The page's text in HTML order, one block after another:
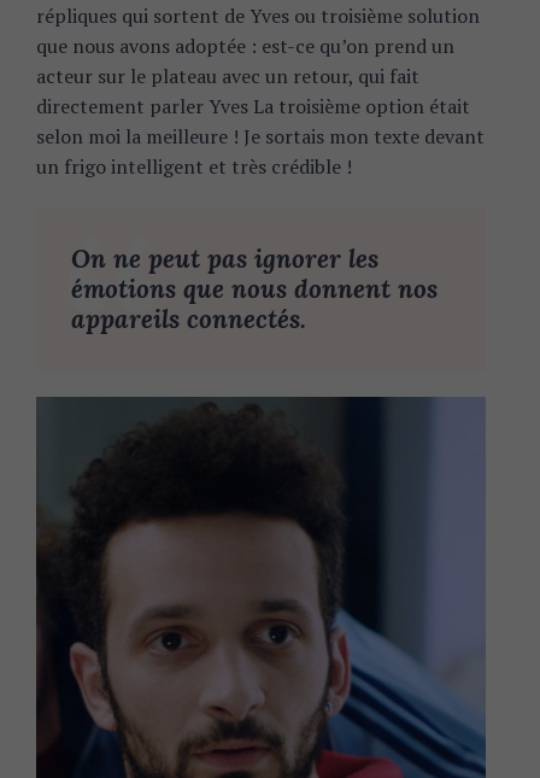
répliques qui sortent de Yves ou troisième solution
que nous avons adoptée : est-ce qu’on prend un
acteur sur le plateau avec un retour, qui fait
directement parler Yves La troisième option était
selon moi la meilleure ! Je sortais mon texte devant
un frigo intelligent et très crédible !
On ne peut pas ignorer les
émotions que nous donnent nos
appareils connectés.